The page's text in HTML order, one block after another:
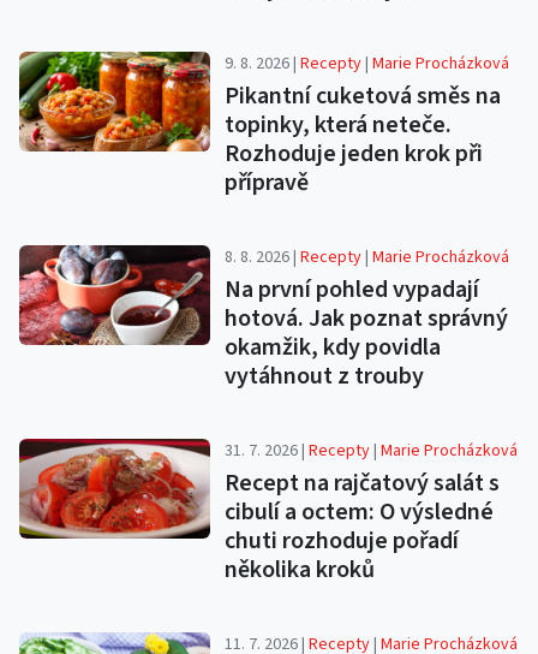
9. 8. 2026 |Recepty|Marie Procházková
Pikantní cuketová směs na
topinky, která neteče.
Rozhoduje jeden krok při
přípravě
8. 8. 2026 |Recepty|Marie Procházková
Na první pohled vypadají
hotová. Jak poznat správný
okamžik, kdy povidla
vytáhnout z trouby
31. 7. 2026 |Recepty|Marie Procházková
Recept na rajčatový salát s
cibulí a octem: O výsledné
chuti rozhoduje pořadí
několika kroků
11. 7. 2026 |Recepty|Marie Procházková